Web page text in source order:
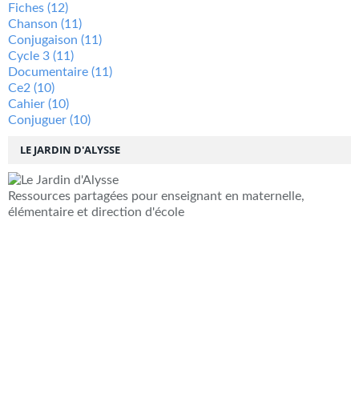
LE JARDIN D'ALYSSE
Ressources partagées pour enseignant en maternelle,
élémentaire et direction d'école
Fiches (12)
Chanson (11)
Conjugaison (11)
Cycle 3 (11)
Documentaire (11)
Ce2 (10)
Cahier (10)
Conjuguer (10)